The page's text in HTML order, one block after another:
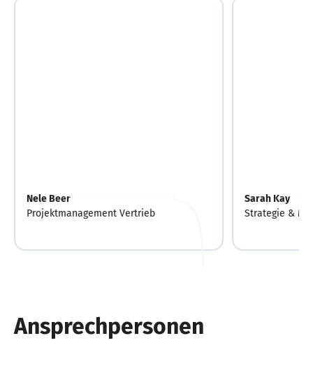
Nele Beer
Projektmanagement Vertrieb
Sarah Kay
Strategie &
Ansprechpersonen